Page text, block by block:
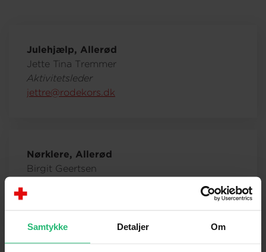
Samtykke Detaljer Om
Julehjælp, Allerød
Jette Tina Tremmer
Aktivitetsleder
jettre@rodekors.dk
Nørklere, Allerød
Birgit Geertsen
birgee@rodekors.dk